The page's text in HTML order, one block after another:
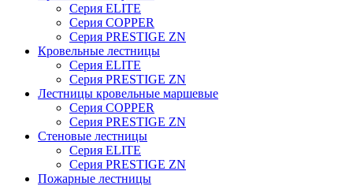
Серия ELITE
Серия COPPER
Серия PRESTIGE ZN
Кровельные лестницы
Серия ELITE
Серия PRESTIGE ZN
Лестницы кровельные маршевые
Серия COPPER
Серия PRESTIGE ZN
Стеновые лестницы
Серия ELITE
Серия PRESTIGE ZN
Пожарные лестницы